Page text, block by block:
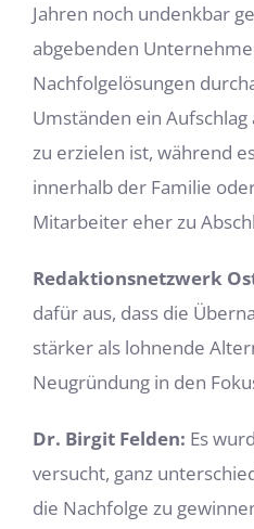
Jahren noch undenkbar
abgebenden
Nachfolgelösungen
Umständen ein
zu erzielen ist, während
innerhalb der Familie
Mitarbeiter eher zu
Redaktionsnetzwerk
dafür aus, dass die
stärker als lohnende
Neugründung in den
Dr. Birgit Felden: Es
versucht, ganz
die Nachfolge zu